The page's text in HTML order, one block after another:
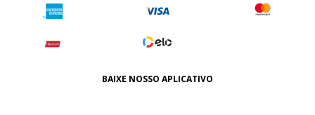
BAIXE NOSSO APLICATIVO